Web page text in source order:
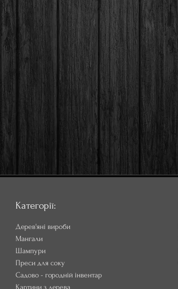
Категорії:
Дерев'яні вироби
Мангали
Шампури
Преси для соку
Садово - городній інвентар
Картини з дерева